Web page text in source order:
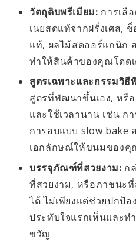
วัตถุดิบพรีเมียม: การเลื
เนยสดแท้จากฝรั่งเศส,
แท้, ผลไม้สดออร์แกนิก
ทำให้สินค้าของคุณโดด
สูตรเฉพาะและกรรมวิธี
สูตรที่พัฒนาขึ้นเอง, หรื
และใช้เวลานาน เช่น ก
การอบแบบ slow bake
เอกลักษณ์ให้ขนมของคุ
บรรจุภัณฑ์ที่สวยงาม: ก
ที่สวยงาม, หรือภาชนะ
ได้ ไม่เพียงแต่ช่วยปกป้
ประทับใจแรกเห็นและท
ขวัญ